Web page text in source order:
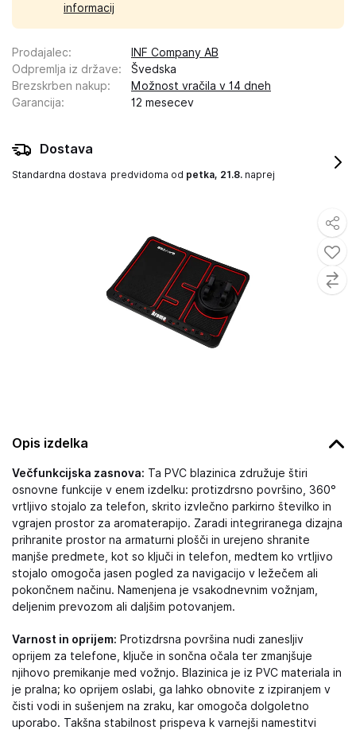
Opis izdelka
Večfunkcijska zasnova: Ta PVC blazinica združuje štiri
osnovne funkcije v enem izdelku: protizdrsno površino, 360°
vrtljivo stojalo za telefon, skrito izvlečno parkirno številko in
vgrajen prostor za aromaterapijo. Zaradi integriranega dizajna
prihranite prostor na armaturni plošči in urejeno shranite
manjše predmete, kot so ključi in telefon, medtem ko vrtljivo
stojalo omogoča jasen pogled za navigacijo v ležečem ali
pokončnem načinu. Namenjena je vsakodnevnim vožnjam,
deljenim prevozom ali daljšim potovanjem.
Varnost in oprijem: Protizdrsna površina nudi zanesljiv
oprijem za telefone, ključe in sončna očala ter zmanjšuje
njihovo premikanje med vožnjo. Blazinica je iz PVC materiala in
je pralna; ko oprijem oslabi, ga lahko obnovite z izpiranjem v
čisti vodi in sušenjem na zraku, kar omogoča dolgoletno
uporabo. Takšna stabilnost prispeva k varnejši namestitvi
informacij
Prodajalec:
INF Company AB
Odpremlja iz države:
Švedska
Brezskrben nakup:
Možnost vračila v 14 dneh
Garancija: 12 mesecev
Dostava
Standardna dostava predvidoma od petka, 21.8. naprej